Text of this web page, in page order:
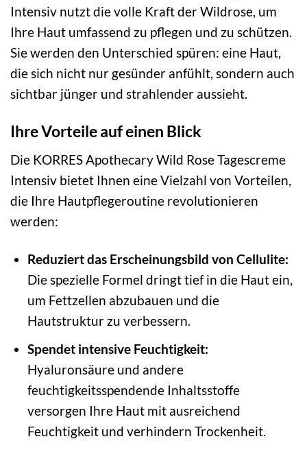
Intensiv nutzt die volle Kraft der Wildrose, um
Ihre Haut umfassend zu pflegen und zu schützen.
Sie werden den Unterschied spüren: eine Haut,
die sich nicht nur gesünder anfühlt, sondern auch
sichtbar jünger und strahlender aussieht.
Ihre Vorteile auf einen Blick
Die KORRES Apothecary Wild Rose Tagescreme
Intensiv bietet Ihnen eine Vielzahl von Vorteilen,
die Ihre Hautpflegeroutine revolutionieren
werden:
Reduziert das Erscheinungsbild von Cellulite:
Die spezielle Formel dringt tief in die Haut ein,
um Fettzellen abzubauen und die
Hautstruktur zu verbessern.
Spendet intensive Feuchtigkeit:
Hyaluronsäure und andere
feuchtigkeitsspendende Inhaltsstoffe
versorgen Ihre Haut mit ausreichend
Feuchtigkeit und verhindern Trockenheit.